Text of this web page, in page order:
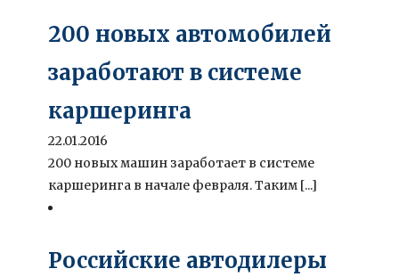
200 новых автомобилей
заработают в системе
каршеринга
22.01.2016
200 новых машин заработает в системе
каршеринга в начале февраля. Таким [...]
Российские автодилеры